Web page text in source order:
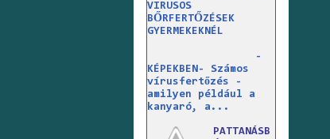
VIRUSOS
BŐRFERTŐZÉSEK
GYERMEKEKNÉL
-
KÉPEKBEN- Számos
vírusfertőzés -
amilyen például a
kanyaró, a...
PATTANÁSB